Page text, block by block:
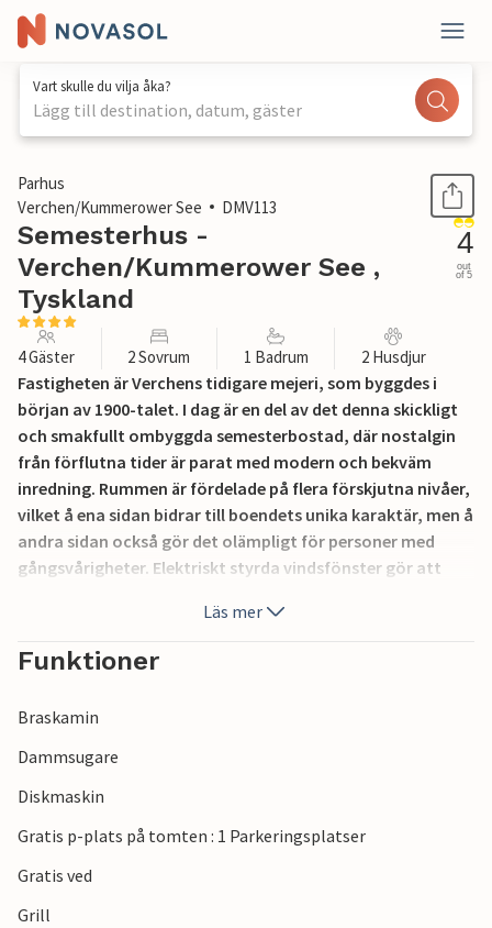
Vart skulle du vilja åka?
Lägg till destination, datum, gäster
1 / 39
Parhus
Verchen/Kummerower See
DMV113
Semesterhus -
Verchen/Kummerower See ,
Tyskland
4
out
of 5
4 Gäster 2 Sovrum 1 Badrum 2 Husdjur
Fastigheten är Verchens tidigare mejeri, som byggdes i
början av 1900-talet. I dag är en del av det denna skickligt
och smakfullt ombyggda semesterbostad, där nostalgin
från förflutna tider är parat med modern och bekväm
inredning. Rummen är fördelade på flera förskjutna nivåer,
vilket å ena sidan bidrar till boendets unika karaktär, men å
andra sidan också gör det olämpligt för personer med
gångsvårigheter. Elektriskt styrda vindsfönster gör att
Alldeles i närheten kan du dra nytta av Kummerow-sjön:
Promenader, sjöstrand med restaurang och rastplats för
sjödistrikt, inbjuder också till båtturer, och städerna
Demmin och Stavenhagen samt de tusenåriga ekarna i
Läs mer
Funktioner
Braskamin
Dammsugare
Diskmaskin
Gratis p-plats på tomten : 1 Parkeringsplatser
Gratis ved
Grill